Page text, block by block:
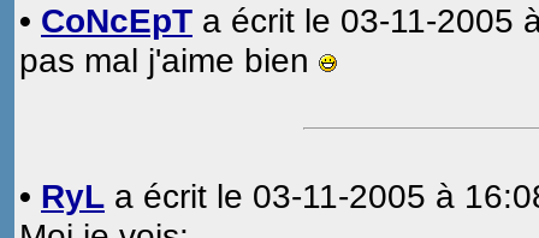
• CoNcEpT a écrit le 03-11-2005
pas mal j'aime bien
• RyL a écrit le 03-11-2005 à